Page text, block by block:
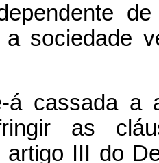
de
a sociedade
cassada a
as
artigo III do